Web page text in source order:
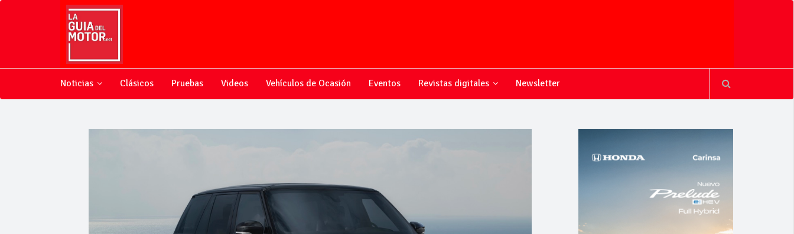
Noticias Clásicos Pruebas Videos Vehículos de Ocasión Eventos Revistas digitales Newsletter